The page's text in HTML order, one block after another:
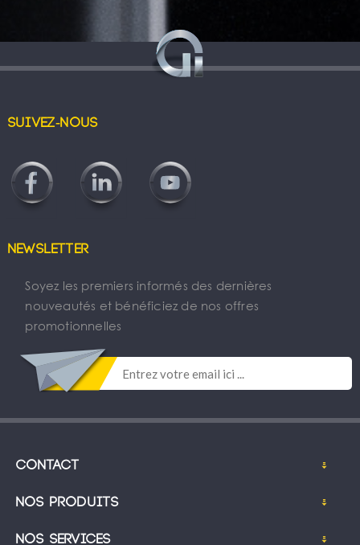
Suivez-nous
Newsletter
Soyez les premiers informés des dernières
nouveautés et bénéficiez de nos offres
promotionnelles
Contact
Nos produits
Nos services